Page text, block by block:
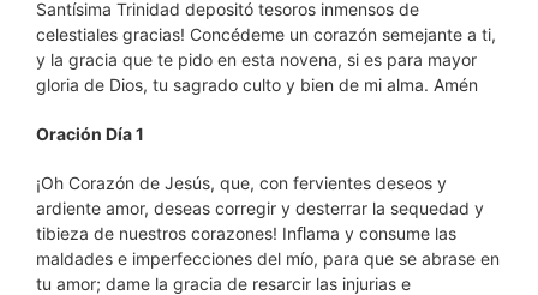
Santísima Trinidad depositó tesoros inmensos de
celestiales gracias! Concédeme un corazón semejante a ti,
y la gracia que te pido en esta novena, si es para mayor
gloria de Dios, tu sagrado culto y bien de mi alma. Amén
Oración Día 1
¡Oh Corazón de Jesús, que, con fervientes deseos y
ardiente amor, deseas corregir y desterrar la sequedad y
tibieza de nuestros corazones! Inﬂama y consume las
maldades e imperfecciones del mío, para que se abrase en
tu amor; dame la gracia de resarcir las injurias e